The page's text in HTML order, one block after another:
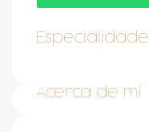
Acerca de mí